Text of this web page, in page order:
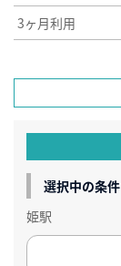
3ヶ月利用
選択中の条件
姫駅